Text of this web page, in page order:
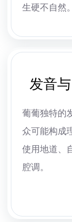
生硬不自然。
发音
葡葡独特的
众可能构成
使用地道、
腔调。